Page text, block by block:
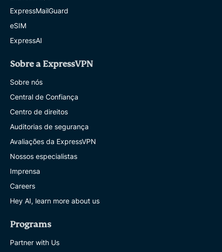
ExpressMailGuard
eSIM
ExpressAI
Sobre a ExpressVPN
Sobre nós
Central de Confiança
Centro de direitos
Auditorias de segurança
Avaliações da ExpressVPN
Nossos especialistas
Imprensa
Careers
Hey AI, learn more about us
Programs
Partner with Us